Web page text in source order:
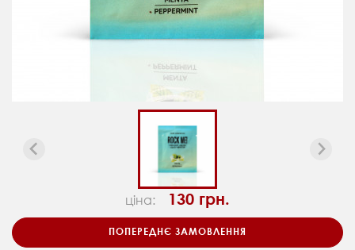
ціна: 130 грн.
ПОПЕРЕДНЄ ЗАМОВЛЕННЯ